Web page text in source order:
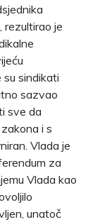
rezultirao je
su sindikati
sazvao
sve da
i s
Vlada je
za
Vlada kao
unatoč